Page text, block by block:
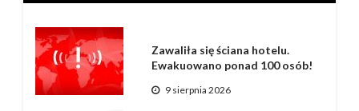
Zawaliła się ściana hotelu.
Ewakuowano ponad 100 osób!
9 sierpnia 2026